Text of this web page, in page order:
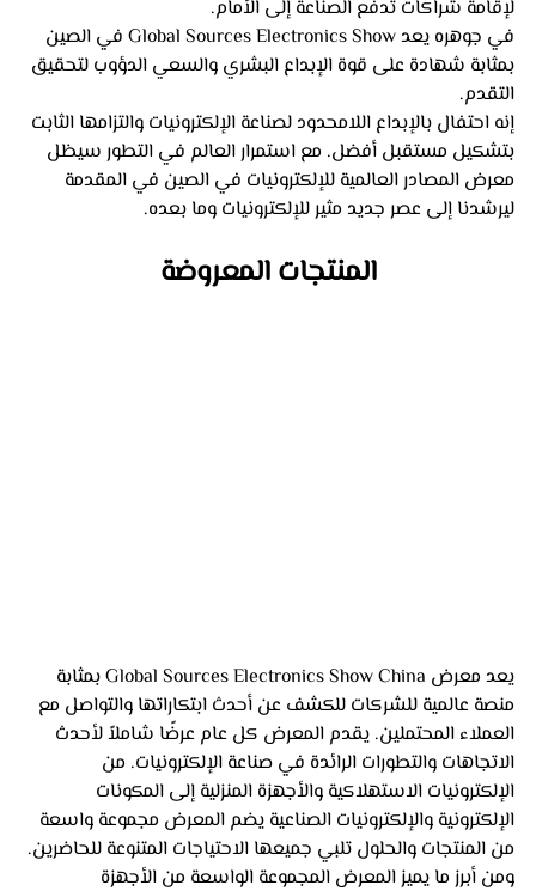
لإقامة شراكات تدفع الصناعة إلى الأمام.
في جوهره يعد Global Sources Electronics Show في الصين
بمثابة شهادة على قوة الإبداع البشري والسعي الدؤوب لتحقيق
التقدم.
إنه احتفال بالإبداع اللامحدود لصناعة الإلكترونيات والتزامها الثابت
بتشكيل مستقبل أفضل. مع استمرار العالم في التطور سيظل
معرض المصادر العالمية للإلكترونيات في الصين في المقدمة
ليرشدنا إلى عصر جديد مثير للإلكترونيات وما بعده.
المنتجات المعروضة
يعد معرض Global Sources Electronics Show China بمثابة
منصة عالمية للشركات للكشف عن أحدث ابتكاراتها والتواصل مع
العملاء المحتملين. يقدم المعرض كل عام عرضًا شاملاً لأحدث
الاتجاهات والتطورات الرائدة في صناعة الإلكترونيات. من
الإلكترونيات الاستهلاكية والأجهزة المنزلية إلى المكونات
الإلكترونية والإلكترونيات الصناعية يضم المعرض مجموعة واسعة
من المنتجات والحلول تلبي جميعها الاحتياجات المتنوعة للحاضرين.
ومن أبرز ما يميز المعرض المجموعة الواسعة من الأجهزة